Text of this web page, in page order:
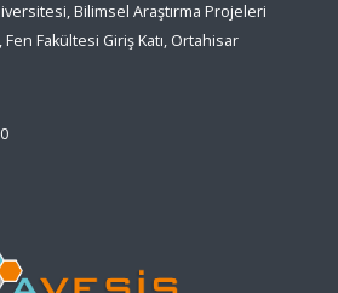
Bilimsel Araştırma Projeleri
Fakültesi Giriş Katı, Ortahisar